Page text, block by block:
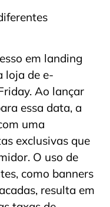
em landing
loja de e-
Ao lançar
essa data, a
uma
exclusivas que
O uso de
como banners
resulta em